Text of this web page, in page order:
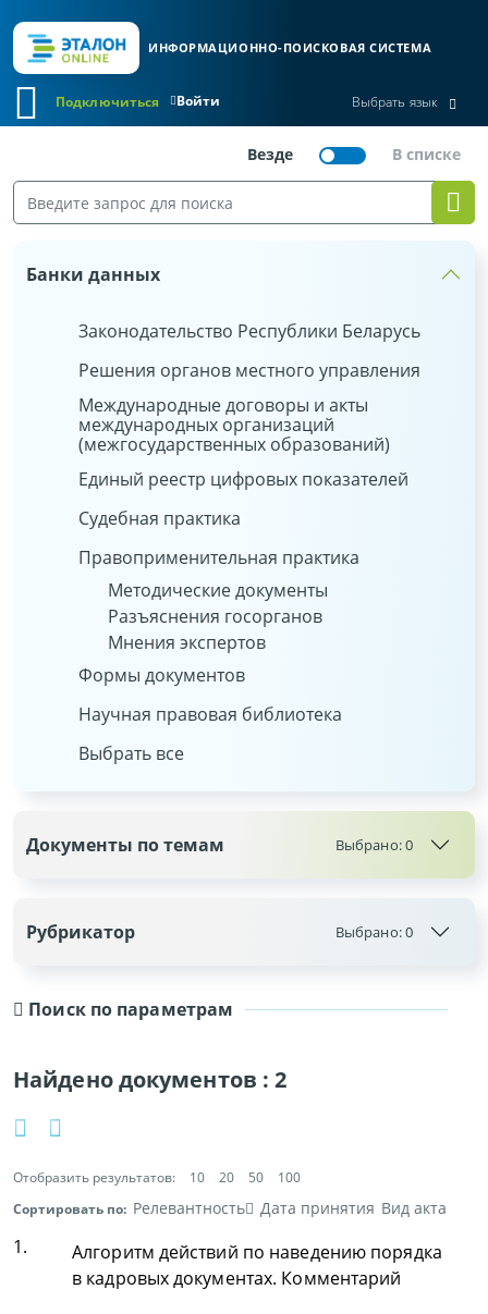
ИНФОРМАЦИОННО-ПОИСКОВАЯ СИСТЕМА
Войти
Подключиться Выбрать язык
Поиск по параметрам
Найдено документов :2
Отобразить результатов: 10 20 50
100
Сортировать по: Релевантность Дата принятия Вид акта
1.
Алгоритм действий по наведению порядка
в кадровых документах. Комментарий
Банки данных
Законодательство Республики Беларусь
Решения органов местного управления
Международные договоры и акты
международных организаций
(межгосударственных образований)
Единый реестр цифровых показателей
Судебная практика
Правоприменительная практика
Методические документы
Разъяснения госорганов
Мнения экспертов
Формы документов
Научная правовая библиотека
Выбрать все
Документы по темам Выбрано:0
Рубрикатор Выбрано:0